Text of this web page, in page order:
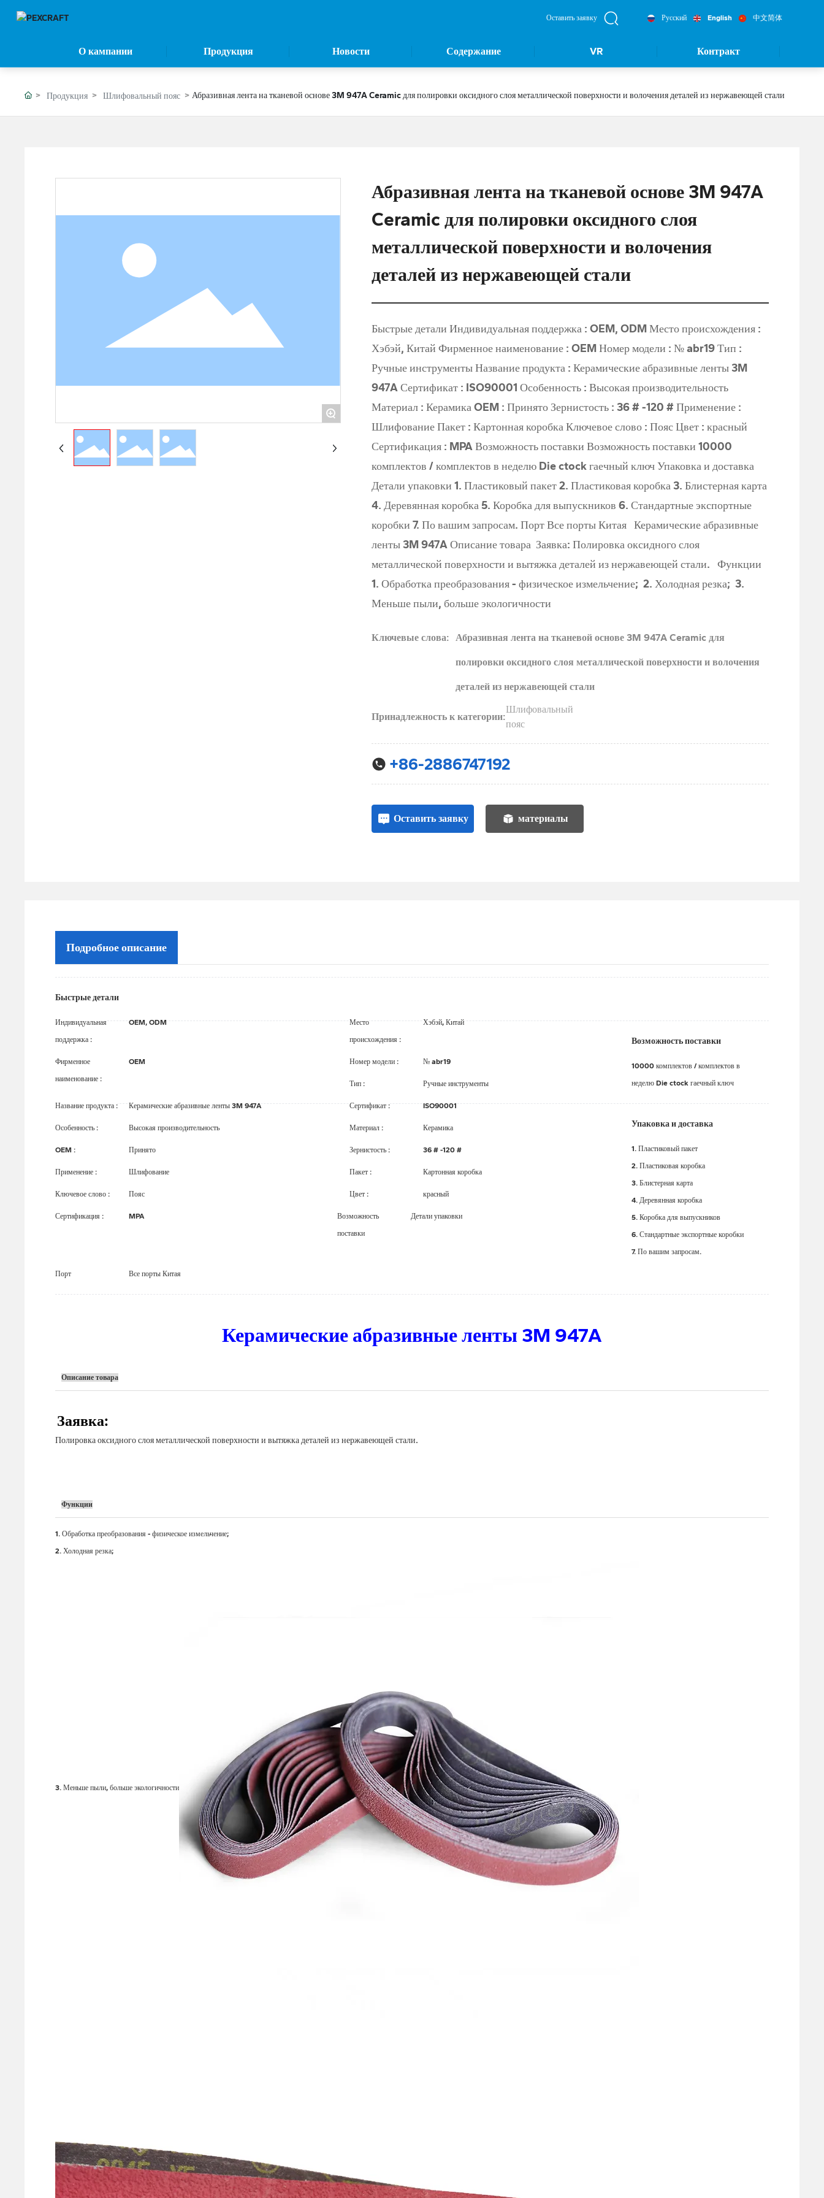
Оставить заявку Русский English 中文简体
О кампании Продукция Новости Содержание VR Контракт
Продукция Шлифовальный пояс Абразивная лента на тканевой основе 3M 947A Ceramic для полировки оксидного слоя металлической поверхности и волочения деталей из нержавеющей стали
+
Абразивная лента на тканевой основе 3M 947A
Ceramic для полировки оксидного слоя
металлической поверхности и волочения
деталей из нержавеющей стали
Быстрые детали Индивидуальная поддержка : OEM, ODM Место происхождения :
Хэбэй, Китай Фирменное наименование : OEM Номер модели : № abr19 Тип :
Ручные инструменты Название продукта : Керамические абразивные ленты 3M
947A Сертификат : ISO90001 Особенность : Высокая производительность
Материал : Керамика OEM : Принято Зернистость : 36 # -120 # Применение :
Шлифование Пакет : Картонная коробка Ключевое слово : Пояс Цвет : красный
Сертификация : MPA Возможность поставки Возможность поставки 10000
комплектов / комплектов в неделю Die ctock гаечный ключ Упаковка и доставка
Детали упаковки 1. Пластиковый пакет 2. Пластиковая коробка 3. Блистерная карта
4. Деревянная коробка 5. Коробка для выпускников 6. Стандартные экспортные
коробки 7. По вашим запросам. Порт Все порты Китая Керамические абразивные
ленты 3M 947A Описание товара Заявка: Полировка оксидного слоя
металлической поверхности и вытяжка деталей из нержавеющей стали. Функции
1. Обработка преобразования - физическое измельчение; 2. Холодная резка; 3.
Меньше пыли, больше экологичности
Ключевые слова: Абразивная лента на тканевой основе 3M 947A Ceramic для
полировки оксидного слоя металлической поверхности и волочения
деталей из нержавеющей стали
Принадлежность к категории:
Шлифовальный
пояс
+86-2886747192
Оставить заявку материалы
Подробное описание
Быстрые детали
Индивидуальная
поддержка:
OEM, ODM
Место
происхождения:
Хэбэй, Китай
Фирменное
наименование:
OEM Номер модели: № abr19
Тип: Ручные инструменты
Название продукта: Керамические абразивные ленты 3M 947A Сертификат: ISO90001
Особенность: Высокая производительность Материал: Керамика
OEM: Принято Зернистость: 36 # -120 #
Применение: Шлифование Пакет: Картонная коробка
Ключевое слово: Пояс Цвет: красный
Сертификация: MPA
Возможность поставки
Возможность
поставки
10000 комплектов / комплектов в
неделю Die ctock гаечный ключ
Упаковка и доставка
Детали упаковки
1. Пластиковый пакет
2. Пластиковая коробка
3. Блистерная карта
4. Деревянная коробка
5. Коробка для выпускников
6. Стандартные экспортные коробки
7. По вашим запросам.
Порт Все порты Китая
Керамические абразивные ленты 3M 947A
Описание товара
Заявка:
Полировка оксидного слоя металлической поверхности и вытяжка деталей из нержавеющей стали.
Функции
1. Обработка преобразования - физическое измельчение;
2. Холодная резка;
3. Меньше пыли, больше экологичности